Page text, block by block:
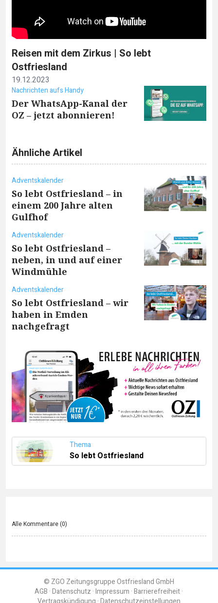
Reisen mit dem Zirkus | So lebt
Ostfriesland
19.12.2023
Nachrichten aufs Handy
Der WhatsApp-Kanal der
OZ – jetzt abonnieren!
Ähnliche Artikel
Adventskalender
So lebt Ostfriesland – in
einem 200 Jahre alten
Gulfhof
Adventskalender
So lebt Ostfriesland –
neben, in und auf einer
Windmühle
Adventskalender
So lebt Ostfriesland – wir
haben in Emden
nachgefragt
Thema
So lebt Ostfriesland
Alle Kommentare (0)
© ZGO Zeitungsgruppe Ostfriesland GmbH
AGB Datenschutz Impressum Barrierefreiheit